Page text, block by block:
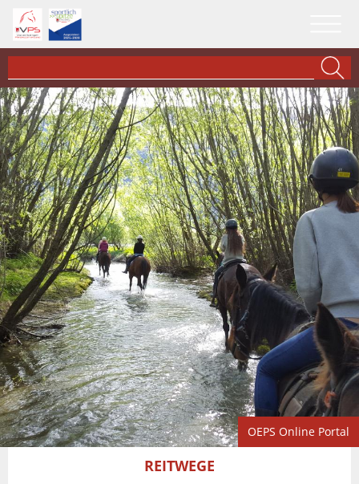
OEPS Online Portal
REITWEGE